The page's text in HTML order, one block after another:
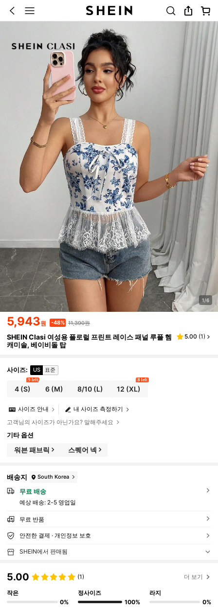
1/6
5,943원 -48% 11,390원
SHEIN Clasi 여성용 플로럴 프린트 레이스 패널 루플 헴
캐미솔, 베이비돌 탑
5.00 (1)
사이즈: US 표준
4 (S)
9 left
6 (M) 8/10(L) 12 (XL)
8 left
내 사이즈 측정하기
사이즈 안내
고객님의 사이즈가 아닌가요? 말해주세요
기타 옵션
워븐 패브릭 스퀘어 넥
배송지 South Korea
무료 배송
예상 배송: 2-5 영업일
무료 반품
안전한 결제 · 개인정보 보호
SHEIN에서 판매됨
5.00 (1) 더 보기
작은
0%
정사이즈
100%
라지
0%